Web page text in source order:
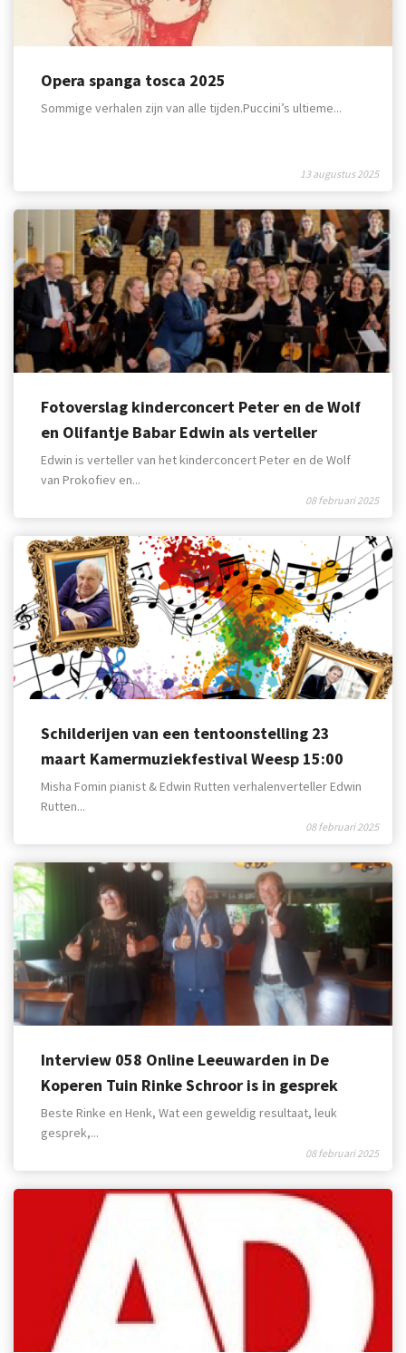
Opera spanga tosca 2025
13 augustus 2025
Sommige verhalen zijn van alle tijden.Puccini’s ultieme...
Fotoverslag kinderconcert Peter en de Wolf
en Olifantje Babar Edwin als verteller
08 februari 2025
Edwin is verteller van het kinderconcert Peter en de Wolf
van Prokofiev en...
Schilderijen van een tentoonstelling 23
maart Kamermuziekfestival Weesp 15:00
uur
08 februari 2025
Misha Fomin pianist & Edwin Rutten verhalenverteller Edwin
Rutten...
Interview 058 Online Leeuwarden in De
Koperen Tuin Rinke Schroor is in gesprek
met Edwin Rutten
08 februari 2025
Beste Rinke en Henk, Wat een geweldig resultaat, leuk
gesprek,...